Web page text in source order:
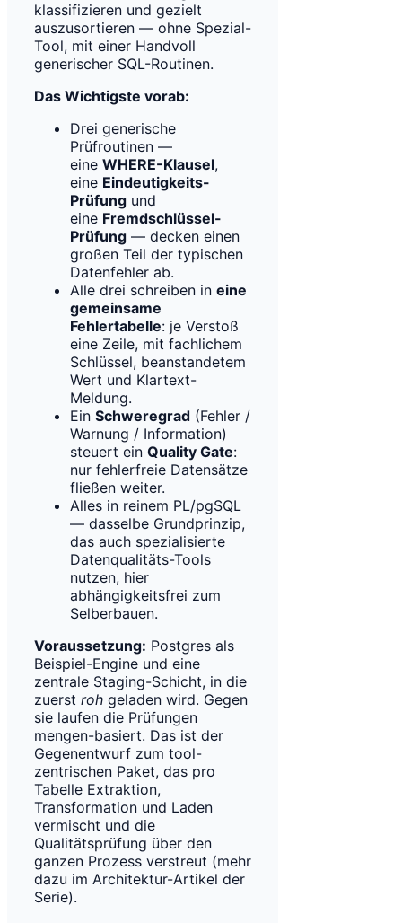
klassifizieren und gezielt
auszusortieren — ohne Spezial-
Tool, mit einer Handvoll
generischer SQL-Routinen.
Das Wichtigste vorab:
Drei generische
Prüfroutinen —
eine WHERE-Klausel,
eine Eindeutigkeits-
Prüfung und
eine Fremdschlüssel-
Prüfung — decken einen
großen Teil der typischen
Datenfehler ab.
Alle drei schreiben in eine
gemeinsame
Fehlertabelle: je Verstoß
eine Zeile, mit fachlichem
Schlüssel, beanstandetem
Wert und Klartext-
Meldung.
Ein Schweregrad (Fehler /
Warnung / Information)
steuert ein Quality Gate:
nur fehlerfreie Datensätze
fließen weiter.
Alles in reinem PL/pgSQL
— dasselbe Grundprinzip,
das auch spezialisierte
Datenqualitäts-Tools
nutzen, hier
abhängigkeitsfrei zum
Selberbauen.
Voraussetzung: Postgres als
Beispiel-Engine und eine
zentrale Staging-Schicht, in die
zuerst roh geladen wird. Gegen
sie laufen die Prüfungen
mengen-basiert. Das ist der
Gegenentwurf zum tool-
zentrischen Paket, das pro
Tabelle Extraktion,
Transformation und Laden
vermischt und die
Qualitätsprüfung über den
ganzen Prozess verstreut (mehr
dazu im Architektur-Artikel der
Serie).